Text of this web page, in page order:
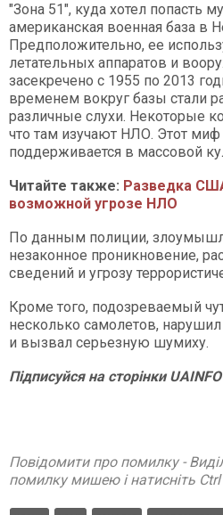
"Зона 51", куда хотел попасть
американская военная база в
Предположительно, ее
летательных аппаратов и
засекречено с 1955 по 2013
временем вокруг базы стали
различные слухи. Некоторые
что там изучают НЛО. Этот миф
поддерживается в массовой
Читайте также: Разведка
возможной угрозе НЛО
По данным полиции,
незаконное проникновение,
сведений и угрозу
Кроме того, подозреваемый
несколько самолетов,
и вызвал серьезную шумиху.
Підписуйся на сторінки
Повідомити про помилку -
помилку мишею і натисніть Ctrl